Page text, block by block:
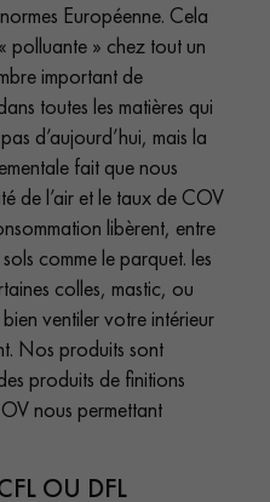
vous appelle
vous personnalisé
gratuit !
Européenne. Cela
polluante » chez tout un
important de
toutes les matières qui
d’aujourd’hui, mais la
fait que nous
de l’air et le taux de COV
libèrent, entre
comme le parquet. les
colles, mastic, ou
ventiler votre intérieur
Nos produits sont
produits de finitions
nous permettant
OU DFL